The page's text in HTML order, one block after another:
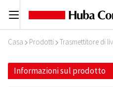
C
Casa I Prodotti I Trasmettitore di
Informazioni sul prodotto